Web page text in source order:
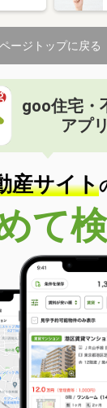
ページトップに戻る
goo住宅・
アプリ
産サイト
て